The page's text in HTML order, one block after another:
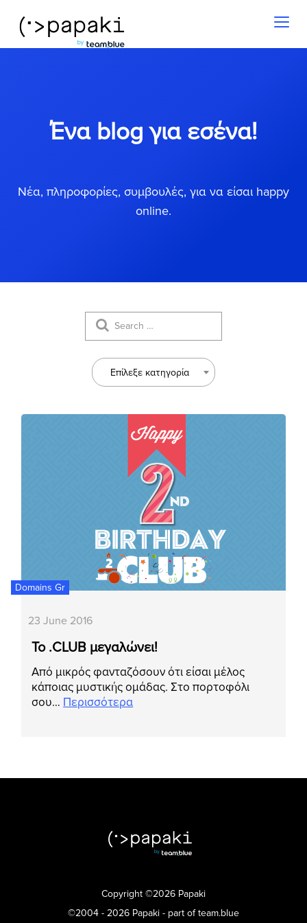
Ένα blog για εσένα!
Νέα, πληροφορίες, συμβουλές, για να είσαι happy
online.
Επίλεξε κατηγορία
Domains Gr
23 June 2016
Το .CLUB μεγαλώνει!
Από μικρός φανταζόσουν ότι είσαι μέλος
κάποιας μυστικής ομάδας. Στο πορτοφόλι
σου… Περισσότερα
Copyright ©2026 Papaki
©2004 - 2026 Papaki - part of team.blue